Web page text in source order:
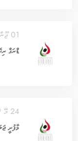
01 ޖޫން 2009
ޑްރަގް
24 މޭ 2009
މާފުށީ